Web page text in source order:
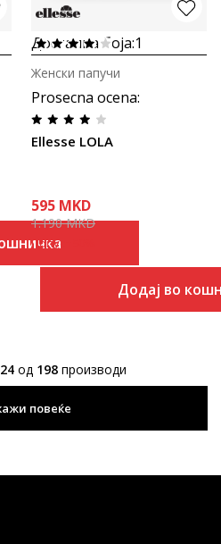
Достапна боја:1
Prosecna ocena:
Ellesse LOLA
Женски папучи
595 MKD
1.190MKD
Попуст
Додај во
24од 198производи
повеќе